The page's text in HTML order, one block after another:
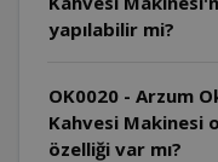
yapılabilir mi?
OK0020 - Arzum
Kahvesi Makinesi
özelliği var mı?